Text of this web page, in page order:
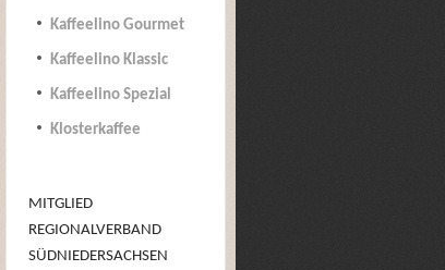
Kaffeelino Gourmet
Kaffeelino Klassic
Kaffeelino Spezial
Klosterkaffee
MITGLIED
REGIONALVERBAND
SÜDNIEDERSACHSEN